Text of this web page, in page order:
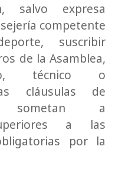
expresa
competente
suscribir
de la Asamblea,
técnico o
cláusulas de
sometan a
a las
por la